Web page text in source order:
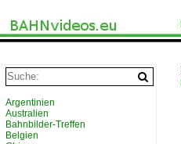
Argentinien
Australien
Bahnbilder-Treffen
Belgien